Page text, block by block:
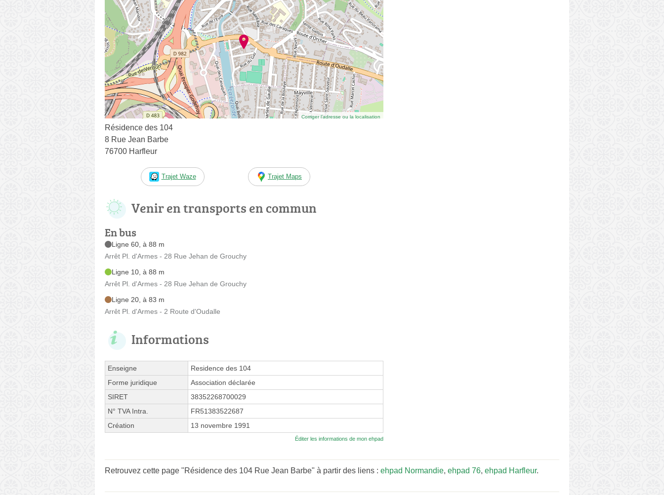
Corriger l’adresse ou la localisation
Résidence des 104
8 Rue Jean Barbe
76700 Harfleur
Trajet Waze Trajet Maps
Venir en transports en commun
En bus
Ligne 60, à 88 m
Arrêt Pl. d'Armes - 28 Rue Jehan de Grouchy
Ligne 10, à 88 m
Arrêt Pl. d'Armes - 28 Rue Jehan de Grouchy
Ligne 20, à 83 m
Arrêt Pl. d'Armes - 2 Route d'Oudalle
Informations
Enseigne
Residence des 104
Forme juridique
Association déclarée
SIRET
38352268700029
N° TVA Intra.
FR51383522687
Création
13 novembre 1991
Éditer les informations de mon ehpad
Retrouvez cette page "Résidence des 104 Rue Jean Barbe" à partir des liens : ehpad Normandie, ehpad 76, ehpad Harfleur.